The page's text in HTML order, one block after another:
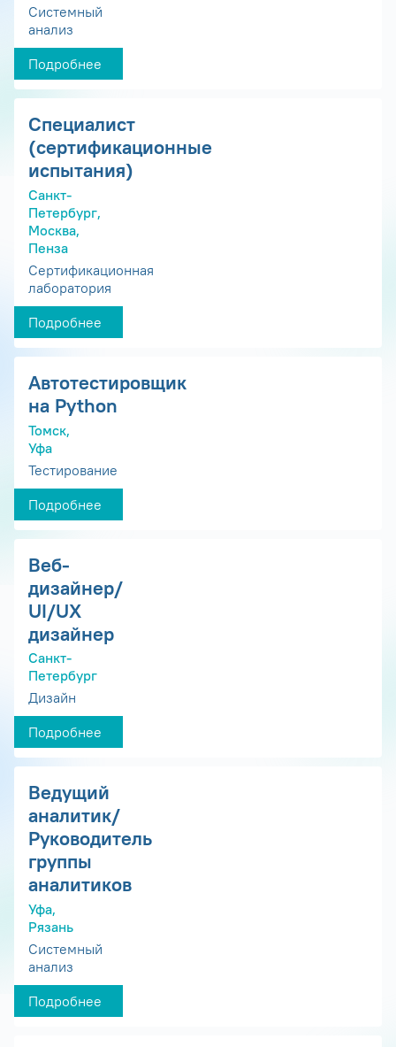
Системный
анализ
Подробнее
Специалист
(сертификационные
испытания)
Санкт-
Петербург,
Москва,
Пенза
Сертификационная
лаборатория
Подробнее
Автотестировщик
на Python
Томск,
Уфа
Тестирование
Подробнее
Веб-
дизайнер/
UI/UX
дизайнер
Санкт-
Петербург
Дизайн
Подробнее
Ведущий
аналитик/
Руководитель
группы
аналитиков
Уфа,
Рязань
Системный
анализ
Подробнее